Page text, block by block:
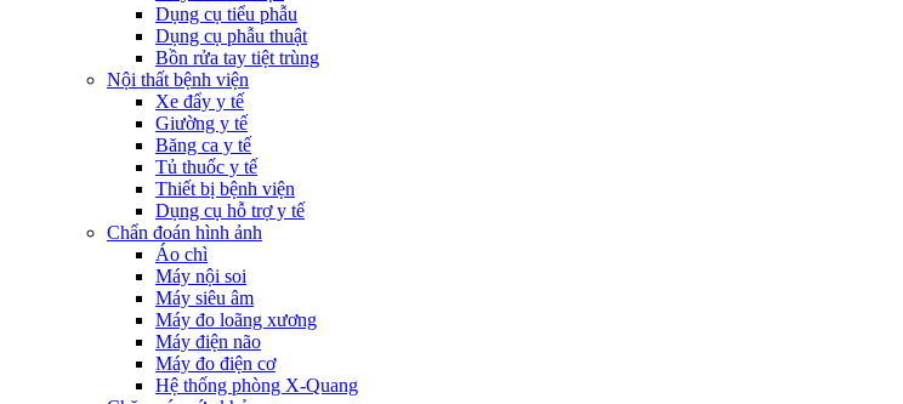
Dụng cụ tiểu phẫu
Dụng cụ phẫu thuật
Bồn rửa tay tiệt trùng
Nội thất bệnh viện
Xe đẩy y tế
Giường y tế
Băng ca y tế
Tủ thuốc y tế
Thiết bị bệnh viện
Dụng cụ hỗ trợ y tế
Chẩn đoán hình ảnh
Áo chì
Máy nội soi
Máy siêu âm
Máy đo loãng xương
Máy điện não
Máy đo điện cơ
Hệ thống phòng X-Quang